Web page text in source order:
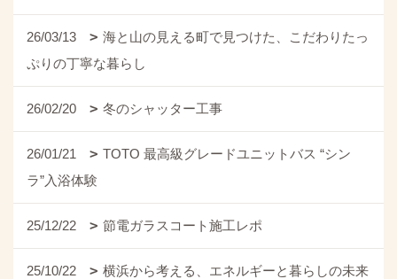
26/03/13
海と山の見える町で見つけた、こだわりたっ
ぷりの丁寧な暮らし
26/02/20 冬のシャッター工事
26/01/21
TOTO 最高級グレードユニットバス “シン
ラ”入浴体験
25/12/22 節電ガラスコート施工レポ
25/10/22 横浜から考える、エネルギーと暮らしの未来